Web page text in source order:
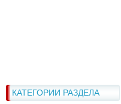
КАТЕГОРИИ РАЗДЕЛА